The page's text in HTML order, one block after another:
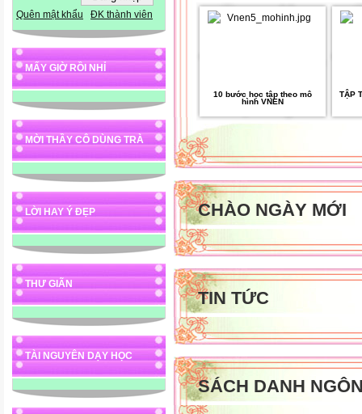
Quên mật khẩu ĐK thành viên
MẤY GIỜ RỒI NHỈ
MỜI THẦY CÔ DÙNG TRÀ
LỜI HAY Ý ĐẸP
THƯ GIÃN
TÀI NGUYÊN DẠY HỌC
10 bước học tập theo mô
hình VNEN
TẬP
CHÀO NGÀY MỚI
TIN TỨC
SÁCH DANH